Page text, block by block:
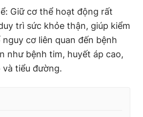
Giữ cơ thể hoạt động rất
trì sức khỏe thận, giúp kiểm
cơ liên quan đến bệnh
như bệnh tim, huyết áp cao,
và tiểu đường.